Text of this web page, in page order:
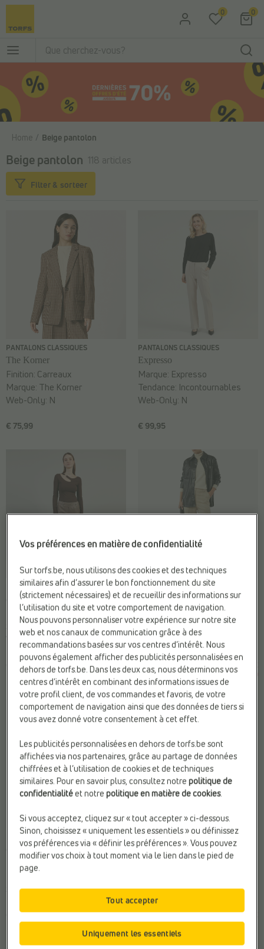
Passer au contenu principal 0 0
Home Beige pantolon
Beige pantolon 118 articles
Filter & sorteer
PANTALONS CLASSIQUES
The Korner
€ 75,99
Finition: Carreaux
Marque: The Korner
Web-Only: N
PANTALONS CLASSIQUES
Expresso
€ 99,95
Marque: Expresso
Tendance: Incontournables
Web-Only: N
PANTALONS CLASSIQUES
comma
€ 99,99
Marque:comma
Sexe:Femmes
Web-Only:N
-40%
PANTALONS CLASSIQUES
comma
Prix le plus bas
précédent: 71,99 €119,99
Finition:Couleur unie
Marque:comma
Web-Only: N
PANTALONS CLASSIQUES
comma
€ 99,99
Finition:Couleur unie
Marque:
Sexe:Femmes
-70%
PANTALONS LARGES
comma
€
109,99 33,00
Finition:Fleurs
Web-Only:N
Vos préférences en matière de confidentialité
Sur torfs.be, nous utilisons des cookies et des techniques
similaires afin d’assurer le bon fonctionnement du site
(strictement nécessaires) et de recueillir des informations sur
l’utilisation du site et votre comportement de navigation.
Nous pouvons personnaliser votre expérience sur notre site
web et nos canaux de communication grâce à des
recommandations basées sur vos centres d’intérêt. Nous
pouvons également afficher des publicités personnalisées en
dehors de torfs.be. Dans les deux cas, nous déterminons vos
centres d’intérêt en combinant des informations issues de
votre profil client, de vos commandes et favoris, de votre
comportement de navigation ainsi que des données de tiers si
vous avez donné votre consentement à cet effet.
Les publicités personnalisées en dehors de torfs.be sont
affichées via nos partenaires, grâce au partage de données
chiffrées et à l’utilisation de cookies et de techniques
similaires. Pour en savoir plus, consultez notrepolitique de
confidentialitéet notrepolitique en matière de cookies.
Si vous acceptez, cliquez sur « tout accepter » ci-dessous.
Sinon, choisissez « uniquement les essentiels » ou définissez
vos préférences via « définir les préférences ». Vous pouvez
modifier vos choix à tout moment via le lien dans le pied de
page.
Uniquement les essentiels
Tout accepter